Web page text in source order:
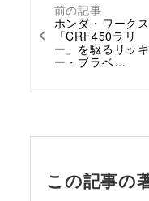
前の記事
ホンダ・ワークス
「CRF450ラリ
ー」を駆るリッキ
ー・ブラベ…
この記事の